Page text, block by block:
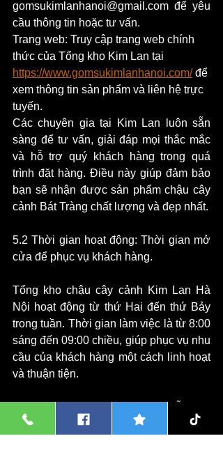
gomsukimlanhanoi@gmail.com để yêu
cầu thông tin hoặc tư vấn.
Trang web: Truy cập trang web chính
thức của Tổng kho Kim Lan tại
https://www.gomsukimlanhanoi.com/ để
xem thông tin sản phẩm và liên hệ trực
tuyến.
Các chuyên gia tại Kim Lan luôn sẵn
sàng để tư vấn, giải đáp mọi thắc mắc
và hỗ trợ quý khách hàng trong quá
trình đặt hàng. Điều này giúp đảm bảo
bạn sẽ nhận được sản phẩm chậu cây
cảnh Bát Tràng chất lượng và đẹp nhất.
5.2 Thời gian hoạt động: Thời gian mở
cửa để phục vụ khách hàng.
Tổng kho chậu cây cảnh Kim Lan Hà
Nội hoạt động từ thứ Hai đến thứ Bảy
trong tuần. Thời gian làm việc là từ 8:00
sáng đến 09:00 chiều, giúp phục vụ nhu
cầu của khách hàng một cách linh hoạt
và thuận tiện.
đặt hàng và nhận sản phẩm tại nhà.